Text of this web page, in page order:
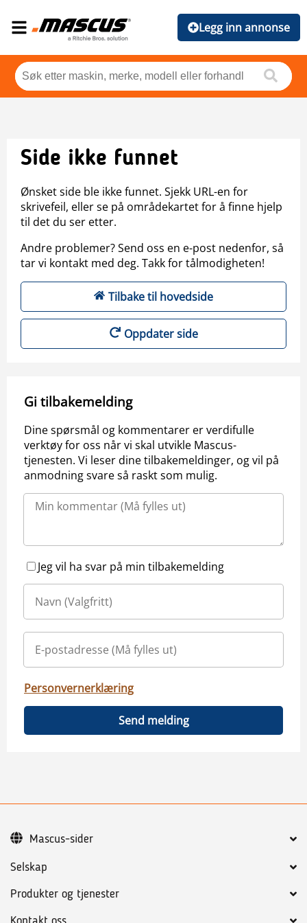
Legg inn annonse
Side ikke funnet
Ønsket side ble ikke funnet. Sjekk URL-en for
skrivefeil, eller se på områdekartet for å finne hjelp
til det du ser etter.
Andre problemer? Send oss en e-post nedenfor, så
tar vi kontakt med deg. Takk for tålmodigheten!
Tilbake til hovedside
Oppdater side
Gi tilbakemelding
Dine spørsmål og kommentarer er verdifulle
verktøy for oss når vi skal utvikle Mascus-
tjenesten. Vi leser dine tilbakemeldinger, og vil på
anmodning svare så raskt som mulig.
Jeg vil ha svar på min tilbakemelding
Personvernerklæring
Send melding
Selskap
Produkter og tjenester
Mascus-sider